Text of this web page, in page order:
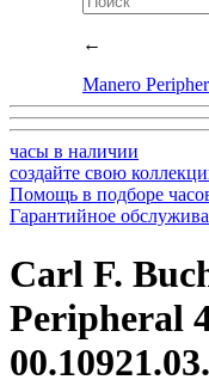
←
Manero
часы в наличии
создайте свою
Помощь в подборе
Гарантийное
Carl F.
Peripheral